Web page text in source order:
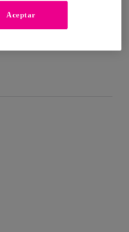
Aceptar